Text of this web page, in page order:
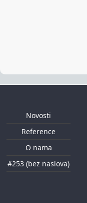
Novosti
Reference
O nama
#253 (bez naslova)